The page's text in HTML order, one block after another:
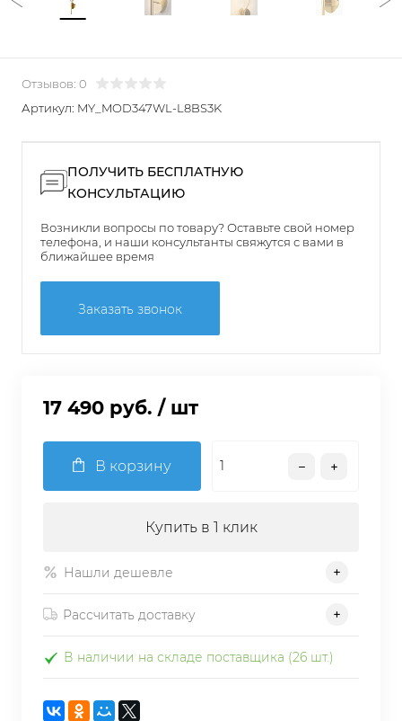
Отзывов: 0
Артикул: MY_MOD347WL-L8BS3K
ПОЛУЧИТЬ БЕСПЛАТНУЮ
КОНСУЛЬТАЦИЮ
Возникли вопросы по товару? Оставьте свой номер
телефона, и наши консультанты свяжутся с вами в
ближайшее время
Заказать звонок
17 490 руб. / шт
В корзину
Купить в 1 клик
Нашли дешевле
Рассчитать доставку
В наличии на складе поставщика (26 шт.)